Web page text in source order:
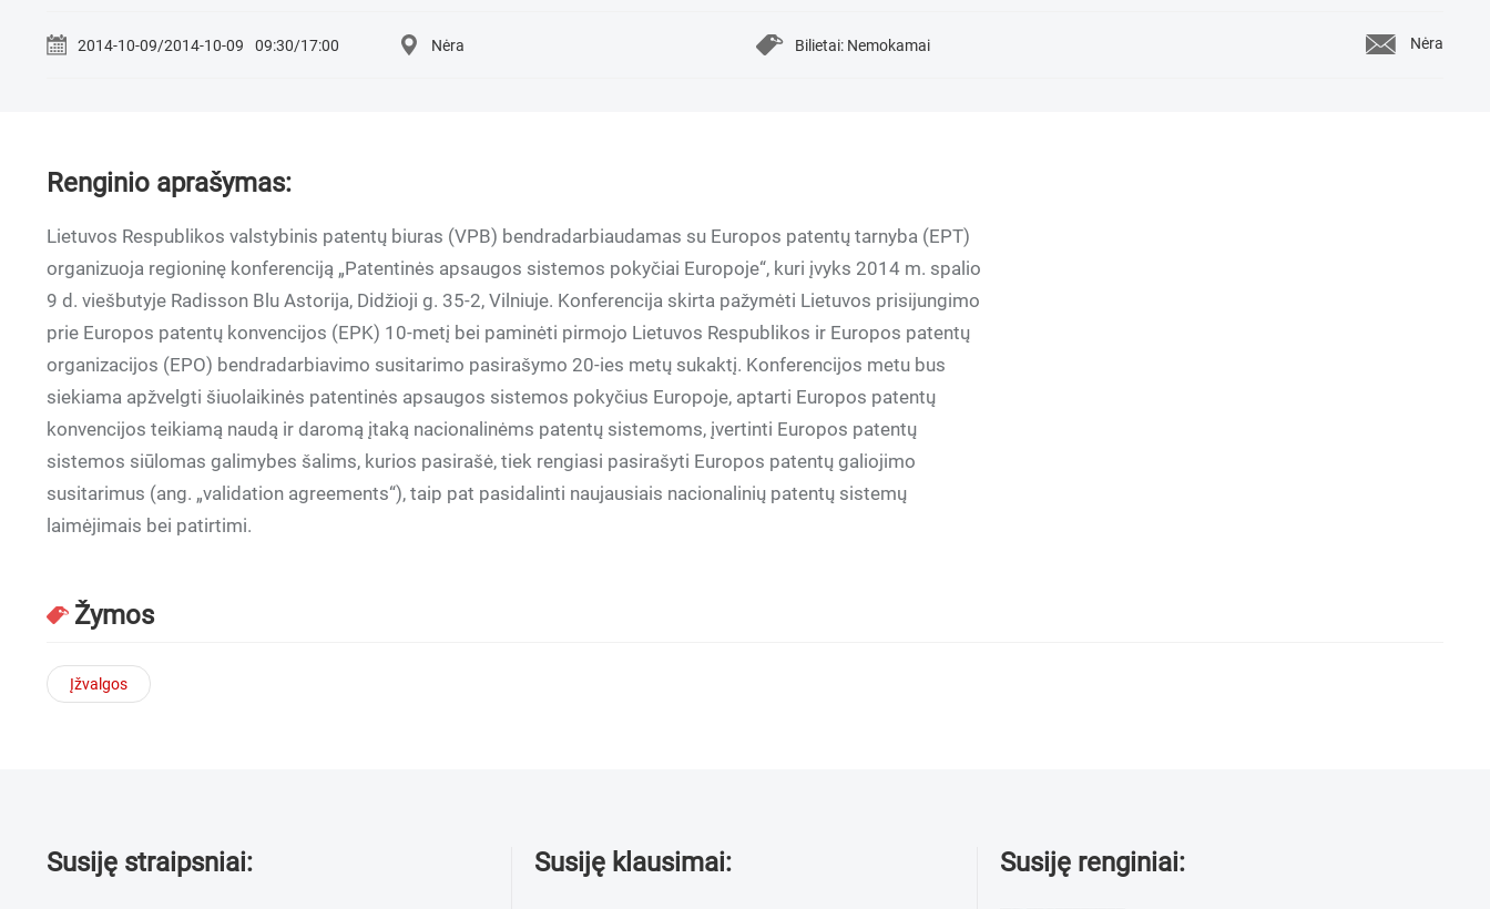
2014-10-09/2014-10-09 09:30/17:00 Nėra Bilietai: Nemokamai Nėra
Renginio aprašymas:
Lietuvos Respublikos valstybinis patentų biuras (VPB) bendradarbiaudamas su Europos patentų tarnyba (EPT)
organizuoja regioninę konferenciją „Patentinės apsaugos sistemos pokyčiai Europoje“, kuri įvyks 2014 m. spalio
9 d. viešbutyje Radisson Blu Astorija, Didžioji g. 35-2, Vilniuje. Konferencija skirta pažymėti Lietuvos prisijungimo
prie Europos patentų konvencijos (EPK) 10-metį bei paminėti pirmojo Lietuvos Respublikos ir Europos patentų
organizacijos (EPO) bendradarbiavimo susitarimo pasirašymo 20-ies metų sukaktį. Konferencijos metu bus
siekiama apžvelgti šiuolaikinės patentinės apsaugos sistemos pokyčius Europoje, aptarti Europos patentų
konvencijos teikiamą naudą ir daromą įtaką nacionalinėms patentų sistemoms, įvertinti Europos patentų
sistemos siūlomas galimybes šalims, kurios pasirašė, tiek rengiasi pasirašyti Europos patentų galiojimo
susitarimus (ang. „validation agreements“), taip pat pasidalinti naujausiais nacionalinių patentų sistemų
laimėjimais bei patirtimi.
Žymos
Įžvalgos
Susiję straipsniai: Susiję klausimai: Susiję renginiai: